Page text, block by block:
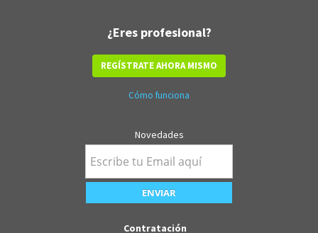
¿Eres profesional?
REGÍSTRATE AHORA MISMO
Cómo funciona
Novedades
Contratación